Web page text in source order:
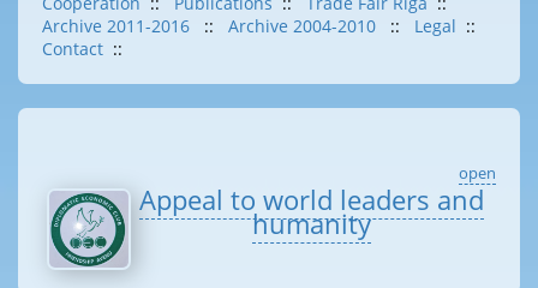
Archive 2011-2016
:: Archive 2004-2010 :: Legal ::
Contact ::
open
Appeal to world leaders and
humanity